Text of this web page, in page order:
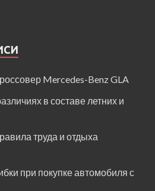
Mercedes-Benz GLA
в составе летних и
труда и отдыха
при покупке автомобиля с